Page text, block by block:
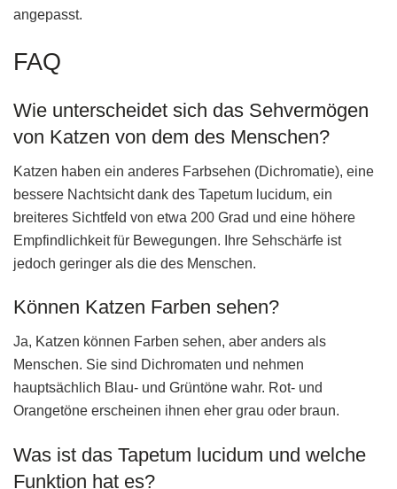
angepasst.
FAQ
Wie unterscheidet sich das Sehvermögen
von Katzen von dem des Menschen?
Katzen haben ein anderes Farbsehen (Dichromatie), eine
bessere Nachtsicht dank des Tapetum lucidum, ein
breiteres Sichtfeld von etwa 200 Grad und eine höhere
Empfindlichkeit für Bewegungen. Ihre Sehschärfe ist
jedoch geringer als die des Menschen.
Können Katzen Farben sehen?
Ja, Katzen können Farben sehen, aber anders als
Menschen. Sie sind Dichromaten und nehmen
hauptsächlich Blau- und Grüntöne wahr. Rot- und
Orangetöne erscheinen ihnen eher grau oder braun.
Was ist das Tapetum lucidum und welche
Funktion hat es?